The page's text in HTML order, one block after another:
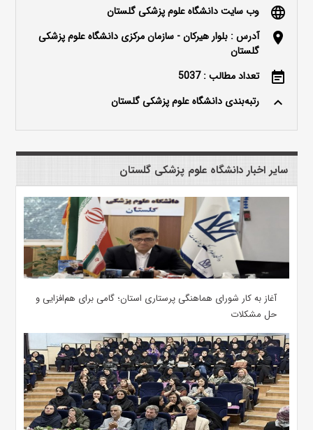
language وب سایت دانشگاه علوم پزشکی گلستان
location_on
آدرس : بلوار هیرکان - سازمان مرکزی دانشگاه علوم پزشکی
گلستان
event_note تعداد مطالب : 5037
keyboard_arrow_up رتبه‌بندی دانشگاه علوم پزشکی گلستان
سایر اخبار دانشگاه علوم پزشکی گلستان
آغاز به کار شورای هماهنگی پرستاری استان؛ گامی برای هم‌افزایی و
حل مشکلات